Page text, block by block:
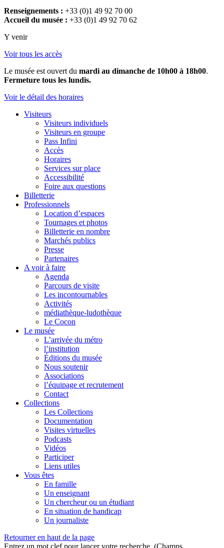
Renseignements : +33 (0)1 49 92 70 00
Accueil du musée : +33 (0)1 49 92 70 62
Y venir
Voir tous les accès
Le musée est ouvert du mardi au dimanche de 10h00 à 18h00.
Fermeture tous les lundis.
Voir le détail des horaires
Visiteurs
Visiteurs individuels
Visiteurs en groupe
Pass Infini
Accès
Horaires
Services sur place
Accessibilité
Foire aux questions
Billetterie
Professionnels
Location d’espaces
Tournages et photos
Billetterie en nombre
Marchés publics
Presse
Partenaires
A voir à faire
Agenda
Parcours de visite
Les incontournables
Activités
médiathèque-ludothèque
Le Cocon
Le musée
L’arrivée du métro
l’institution
Éditions du musée
Nous soutenir
Associations
l’équipage et recrutement
Contact
Collections
Les Collections
Documentation
Visites virtuelles
Podcasts
Vidéos
Participer
Liens utiles
Vous êtes
En famille
Un enseignant
Un chercheur ou un étudiant
En situation de handicap
Un journaliste
Retourner en haut de la page
Entrez un mot clef pour lancer votre recherche. (Champs